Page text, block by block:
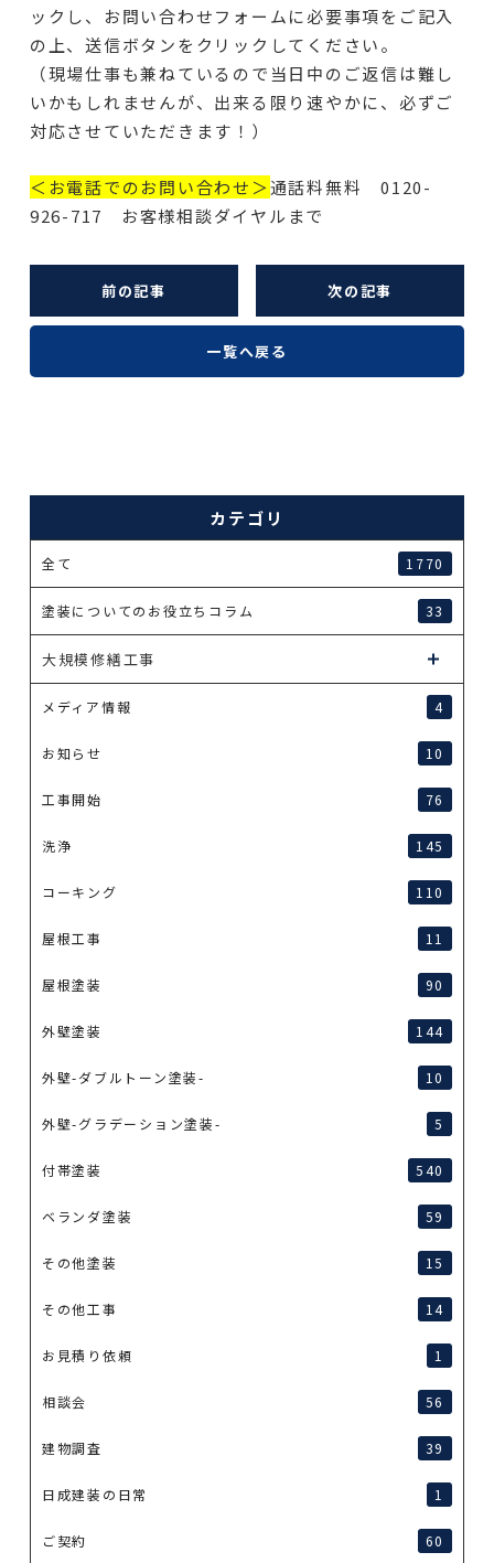
ックし、お問い合わせフォームに必要事項をご記入
の上、送信ボタンをクリックしてください。
（現場仕事も兼ねているので当日中のご返信は難し
いかもしれませんが、出来る限り速やかに、必ずご
対応させていただきます！）
＜お電話でのお問い合わせ＞通話料無料 0120-
926-717 お客様相談ダイヤルまで
前の記事 次の記事
一覧へ戻る
カテゴリ
全て 1770
塗装についてのお役立ちコラム 33
大規模修繕工事
メディア情報 4
お知らせ 10
工事開始 76
洗浄 145
コーキング 110
屋根工事 11
屋根塗装 90
外壁塗装 144
外壁-ダブルトーン塗装- 10
外壁-グラデーション塗装- 5
付帯塗装 540
ベランダ塗装 59
その他塗装 15
その他工事 14
お見積り依頼 1
相談会 56
建物調査 39
日成建装の日常 1
ご契約 60